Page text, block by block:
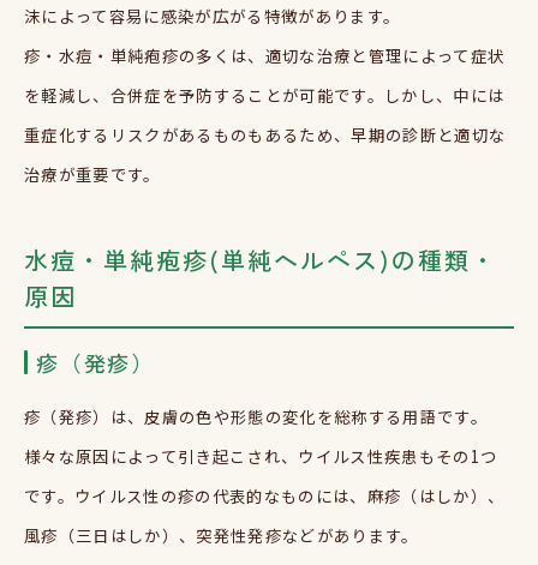
沫によって容易に感染が広がる特徴があります。
疹・水痘・単純疱疹の多くは、適切な治療と管理によって症状
を軽減し、合併症を予防することが可能です。しかし、中には
重症化するリスクがあるものもあるため、早期の診断と適切な
治療が重要です。
水痘・単純疱疹(単純ヘルペス)の種類・
原因
疹（発疹）
疹（発疹）は、皮膚の色や形態の変化を総称する用語です。
様々な原因によって引き起こされ、ウイルス性疾患もその1つ
です。ウイルス性の疹の代表的なものには、麻疹（はしか）、
風疹（三日はしか）、突発性発疹などがあります。